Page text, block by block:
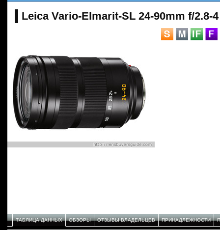
Leica Vario-Elmarit-SL 24-90mm f/2.8-
ТАБЛИЦА ДАННЫХ ОБЗОРЫ ОТЗЫВЫ ВЛАДЕЛЬЦЕВ ПРИНАДЛЕЖНОСТИ